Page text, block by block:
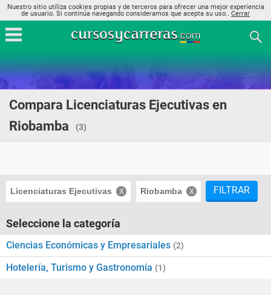
Nuestro sitio utiliza cookies propias y de terceros para ofrecer una mejor experiencia
de usuario. Si continúa navegando consideramos que acepta su uso.. Cerrar
Compara Licenciaturas Ejecutivas en
Riobamba
(3)
Licenciaturas Ejecutivas Riobamba FILTRAR
Seleccione la categoría
Ciencias Económicas y Empresariales (2)
Hotelería, Turismo y Gastronomía (1)